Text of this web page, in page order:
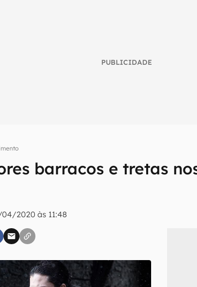
PUBLICIDADE
barracos e tretas
2020 às 11:48
inscreva-se